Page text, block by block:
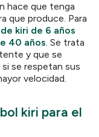
hace que tenga
que produce. Para
kiri de 6 años
40 años. Se trata
y que se
se respetan sus
velocidad.
kiri para el